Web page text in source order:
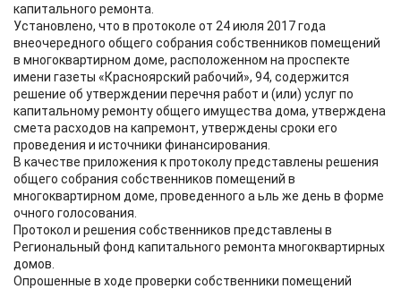
капитального ремонта.
Установлено, что в протоколе от 24 июля 2017 года
внеочередного общего собрания собственников помещений
в многоквартирном доме, расположенном на проспекте
имени газеты «Красноярский рабочий», 94, содержится
решение об утверждении перечня работ и (или) услуг по
капитальному ремонту общего имущества дома, утверждена
смета расходов на капремонт, утверждены сроки его
проведения и источники финансирования.
В качестве приложения к протоколу представлены решения
общего собрания собственников помещений в
многоквартирном доме, проведенного а ьль же день в форме
очного голосования.
Протокол и решения собственников представлены в
Региональный фонд капитального ремонта многоквартирных
домов.
Опрошенные в ходе проверки собственники помещений